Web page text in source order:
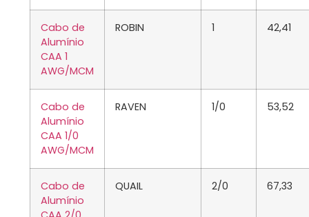
Cabo de
Alumínio
CAA 1
AWG/MCM
ROBIN 1 42,41
Cabo de
Alumínio
CAA 1/0
AWG/MCM
RAVEN 1/0 53,52
Cabo de
Alumínio
QUAIL 2/0 67,33